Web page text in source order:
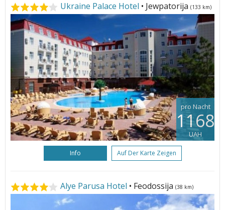
Ukraine Palace Hotel • Jewpatorija (133 km)
pro Nacht
1168
UAH
Info Auf Der Karte Zeigen
Alye Parusa Hotel • Feodossija (38 km)